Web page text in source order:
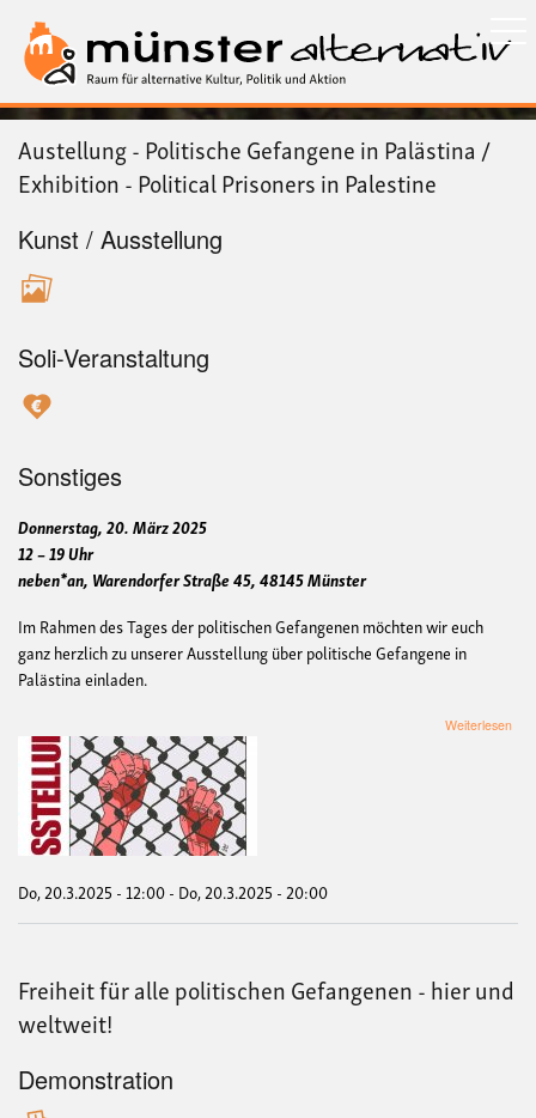
zum
Inhalt
Austellung - Politische Gefangene in Palästina /
Exhibition - Political Prisoners in Palestine
Kunst / Ausstellung
Soli-Veranstaltung
Sonstiges
Donnerstag, 20. März 2025
12 – 19 Uhr
neben*an, Warendorfer Straße 45, 48145 Münster
Im Rahmen des Tages der politischen Gefangenen möchten wir euch
ganz herzlich zu unserer Ausstellung über politische Gefangene in
Palästina einladen.
Weiterlesen
Do, 20.3.2025 - 12:00- Do, 20.3.2025 - 20:00
Freiheit für alle politischen Gefangenen - hier und
weltweit!
Demonstration